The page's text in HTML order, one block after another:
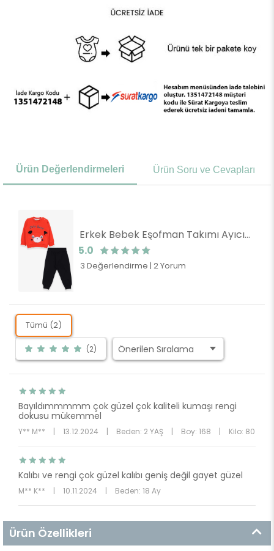
Ürün Değerlendirmeleri Ürün Soru ve Cevapları
Erkek Bebek Eşofman Takımı Ayıcıklı Nakışlı Turuncu (9 Ay-1 Yaş)
5.0
3 Değerlendirme | 2 Yorum
Tümü (2)
(2)
Bayıldımmmmm çok güzel çok kaliteli kumaşı rengi
dokusu mükemmel
Y** M** | 13.12.2024 | Beden: 2 YAŞ | Boy: 168 | Kilo: 80
Kalıbı ve rengi çok güzel kalıbı geniş değil gayet güzel
M** K** | 10.11.2024 | Beden: 18 Ay
Ürün Özellikleri